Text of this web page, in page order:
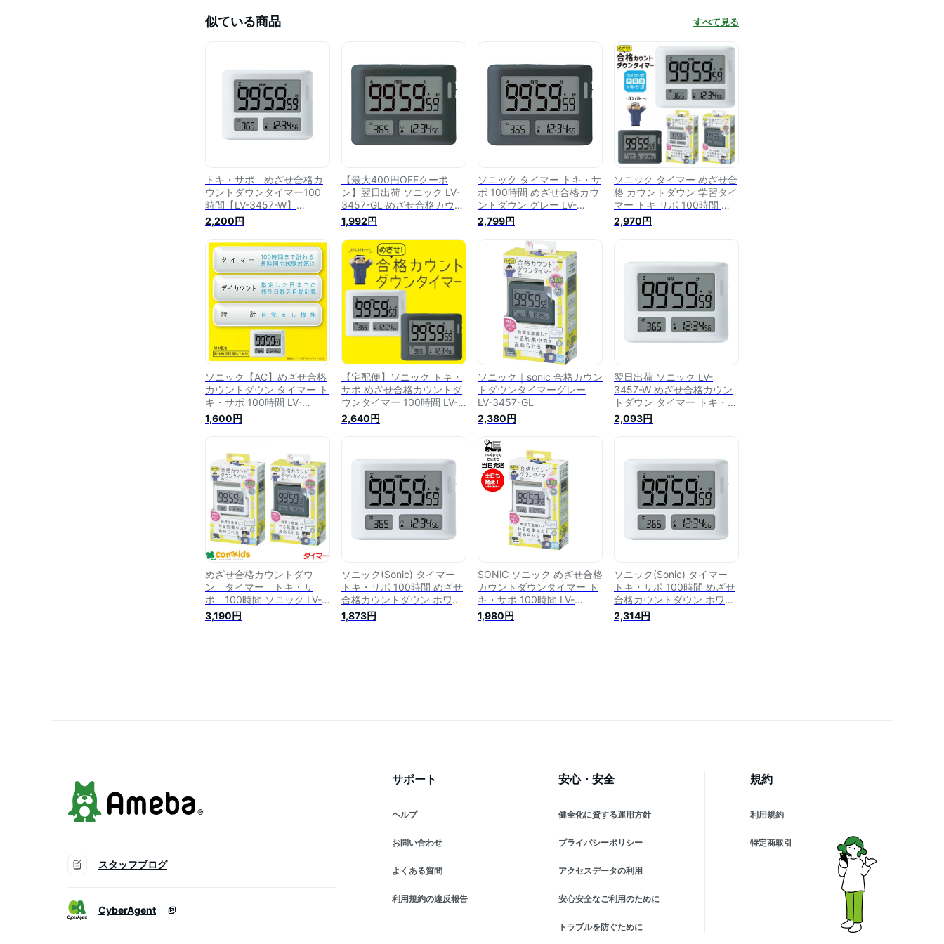
似ている商品 すべて見る
トキ・サポ めざせ合格カ
ウントダウンタイマー100
時間【LV-3457-W】
(LV3457W) ホワイト デジ
タルタイマー リビング学
習にピッタリ!/学習タイマ
ー タイマー式勉強法 ソ
ニック sonic
2,200円
【最大400円OFFクーポ
ン】翌日出荷 ソニック LV-
3457-GL めざせ合格カウン
トダウン タイマー トキ・サ
ポ 1 LV3457GL 100時間 グ
レー 4970116050199
sonic 合格カウントダウンタ
イマーグレー
1,992円
ソニック タイマー トキ・サ
ポ 100時間 めざせ合格カウ
ントダウン グレー LV-
3457-GL
2,799円
ソニック タイマー めざせ合
格 カウントダウン 学習タイ
マー トキ サポ 100時間 ホ
ワイト グレー LV-3457 リ
ビング学習 自宅 勉強 タイ
2,970円
ソニック【AC】めざせ合格
カウントダウン タイマー ト
キ・サポ 100時間 LV-
3457-GL（グレー）★【3
つの機能】
1,600円
【宅配便】ソニック トキ・
サポ めざせ合格カウントダ
ウンタイマー 100時間 LV-
3457 リビング学習
2,640円
ソニック｜sonic 合格カウン
トダウンタイマーグレー
LV-3457-GL
2,380円
翌日出荷 ソニック LV-
3457-W めざせ合格カウン
トダウン タイマー トキ・サ
ポ 1 LV3457W 100時間 ホ
ワイト 4970116050182
2,093円
めざせ合格カウントダウ
ン タイマー トキ・サ
ポ 100時間 ソニック LV-
3457 時計 タイマー 100
時間 受験勉強
3,190円
ソニック(Sonic) タイマー
トキ・サポ 100時間 めざせ
合格カウントダウン ホワイ
ト LV-3457-W
1,873円
SONiC ソニック めざせ合格
カウントダウンタイマー ト
キ・サポ 100時間 LV-
3457-W ホワイト
1,980円
ソニック(Sonic) タイマー
トキ・サポ 100時間 めざせ
合格カウントダウン ホワイ
ト LV-3457-W 送料無料
2,314円
スタッフブログ
CyberAgent
サポート
ヘルプ
お問い合わせ
よくある質問
利用規約の違反報告
安心・安全
健全化に資する運用方針
プライバシーポリシー
アクセスデータの利用
安心安全なご利用のために
トラブルを防ぐために
規約
利用規約
特定商取引